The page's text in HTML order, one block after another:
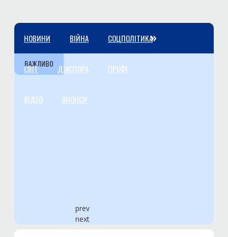
НОВИНИ ВІЙНА СОЦПОЛІТИКА
СВІТ ДІАСПОРА ПРОФІ
ВІДЕО АНОНСИ
»
ВАЖЛИВО
prev
next